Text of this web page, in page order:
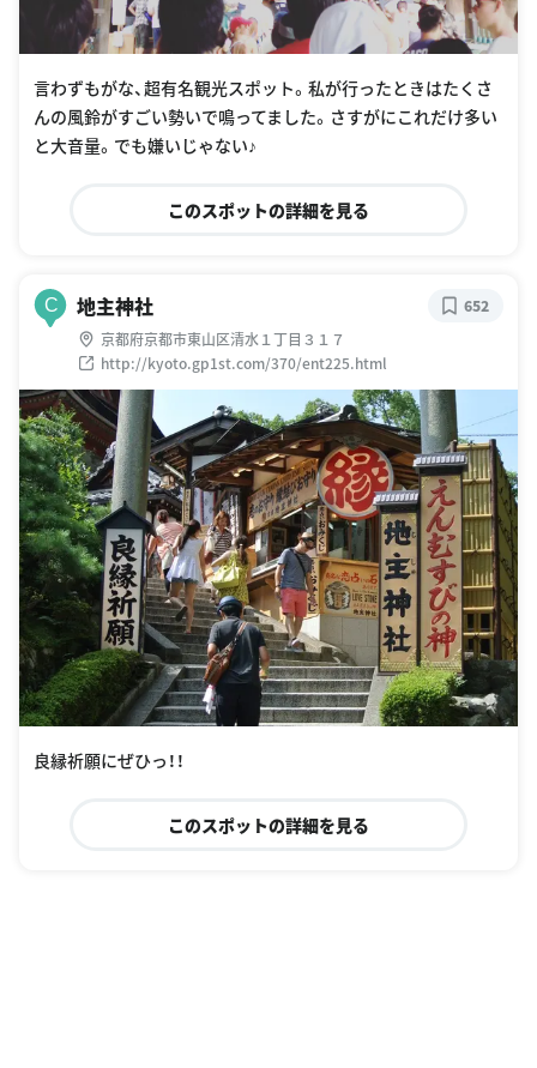
言わずもがな、超有名観光スポット。私が行ったときはたくさ
んの風鈴がすごい勢いで鳴ってました。さすがにこれだけ多い
と大音量。でも嫌いじゃない♪
このスポットの詳細を見る
C 地主神社
京都府京都市東山区清水１丁目３１７
http://kyoto.gp1st.com/370/ent225.html
652
良縁祈願にぜひっ！！
このスポットの詳細を見る